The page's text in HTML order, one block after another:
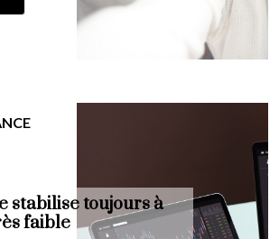
stabilise toujours à
faible